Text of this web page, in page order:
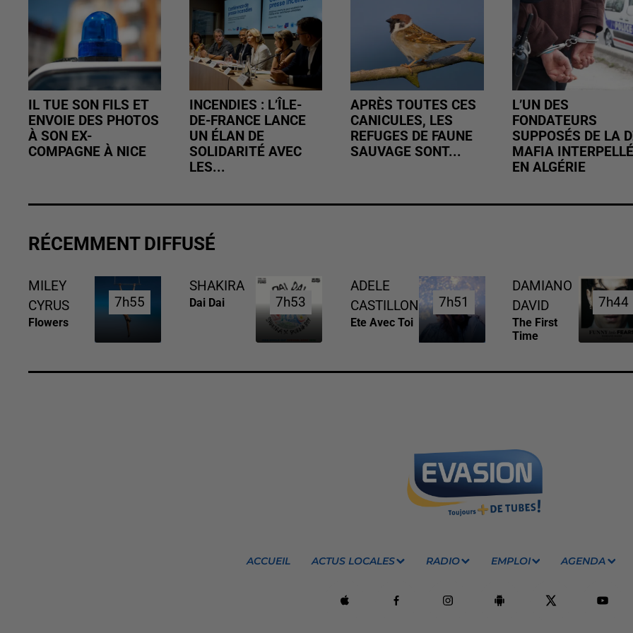
IL TUE SON FILS ET
ENVOIE DES PHOTOS
À SON EX-
COMPAGNE À NICE
INCENDIES : L’ÎLE-
DE-FRANCE LANCE
UN ÉLAN DE
SOLIDARITÉ AVEC
LES...
APRÈS TOUTES CES
CANICULES, LES
REFUGES DE FAUNE
SAUVAGE SONT...
L’UN DES
FONDATEURS
SUPPOSÉS DE LA
MAFIA INTERPELLÉ
EN ALGÉRIE
RÉCEMMENT DIFFUSÉ
MILEY
CYRUS
Flowers
7h55
7h55
SHAKIRA
Dai Dai 7h53
7h53
ADELE
CASTILLON
Ete Avec Toi
7h51
7h51
DAMIANO
DAVID
The First
Time
7h44
7h44
ACCUEIL ACTUS LOCALES RADIO EMPLOI AGENDA